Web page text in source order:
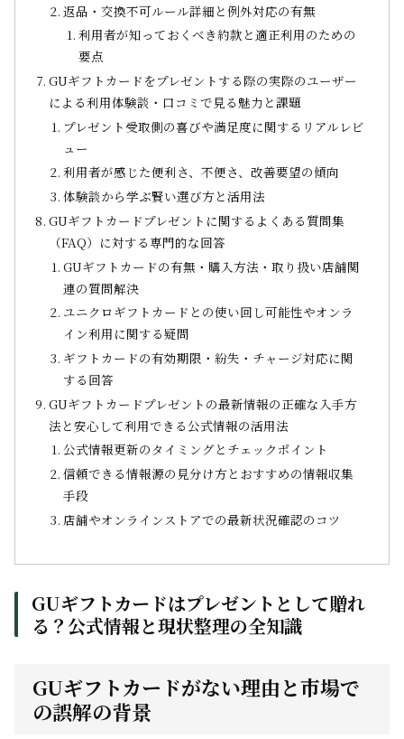
返品・交換不可ルール詳細と例外対応の有無
利用者が知っておくべき約款と適正利用のための
要点
GUギフトカードをプレゼントする際の実際のユーザー
による利用体験談・口コミで見る魅力と課題
プレゼント受取側の喜びや満足度に関するリアルレビ
ュー
利用者が感じた便利さ、不便さ、改善要望の傾向
体験談から学ぶ賢い選び方と活用法
GUギフトカードプレゼントに関するよくある質問集
（FAQ）に対する専門的な回答
GUギフトカードの有無・購入方法・取り扱い店舗関
連の質問解決
ユニクロギフトカードとの使い回し可能性やオンラ
イン利用に関する疑問
ギフトカードの有効期限・紛失・チャージ対応に関
する回答
GUギフトカードプレゼントの最新情報の正確な入手方
法と安心して利用できる公式情報の活用法
公式情報更新のタイミングとチェックポイント
信頼できる情報源の見分け方とおすすめの情報収集
手段
店舗やオンラインストアでの最新状況確認のコツ
GUギフトカードはプレゼントとして贈れ
る？公式情報と現状整理の全知識
GUギフトカードがない理由と市場で
の誤解の背景